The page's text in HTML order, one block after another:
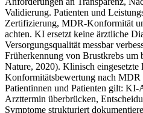
Validierung. Patienten und
Zertifizierung, MDR-Konformität
achten. KI ersetzt keine ärztliche
Versorgungsqualität messbar
Früherkennung von Brustkrebs um
Nature, 2020). Klinisch eingesetzte
Konformitätsbewertung nach MDR
Patientinnen und Patienten gilt:
Arzttermin überbrücken,
Symptome strukturiert